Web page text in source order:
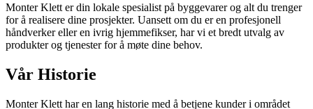
Monter Klett er din lokale spesialist på byggevarer og alt du trenger
for å realisere dine prosjekter. Uansett om du er en profesjonell
håndverker eller en ivrig hjemmefikser, har vi et bredt utvalg av
produkter og tjenester for å møte dine behov.
Vår Historie
Monter Klett har en lang historie med å betjene kunder i området